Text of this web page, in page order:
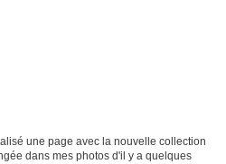
une page avec la nouvelle collection
dans mes photos d'il y a quelques